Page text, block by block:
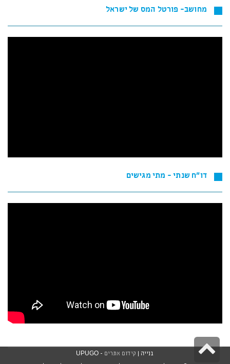
מחושב- פורטל המס של ישראל
דו"ח שנתי - מתי מגישים
בנייה | קידום אתרים - UPUGO
גלילה